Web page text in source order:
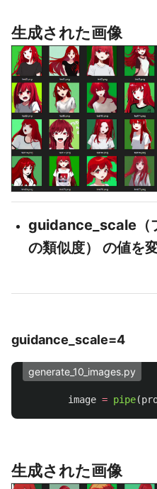
生成された画像
guidance_scale（
の類似度） の値を
guidance_scale=4
generate_10_images.py
image = pipe(
生成された画像